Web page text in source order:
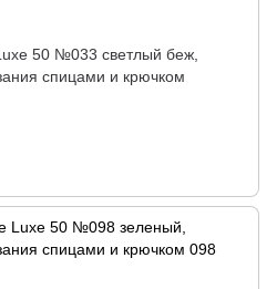
50 №033 светлый беж,
спицами и крючком